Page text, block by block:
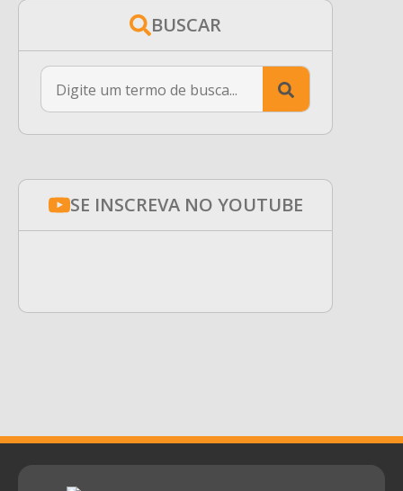
BUSCAR
Search
for:
SE INSCREVA NO YOUTUBE